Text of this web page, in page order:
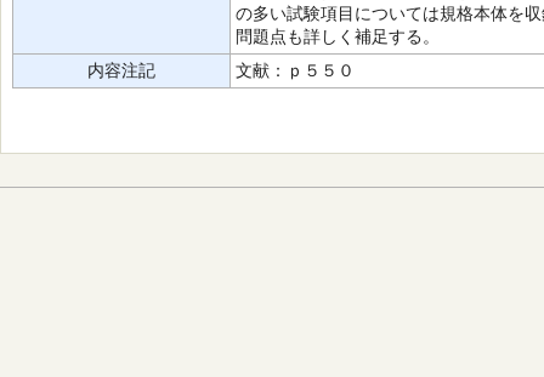
の多い試験項目については規格本体を
問題点も詳しく補足する。
内容注記
文献：ｐ５５０